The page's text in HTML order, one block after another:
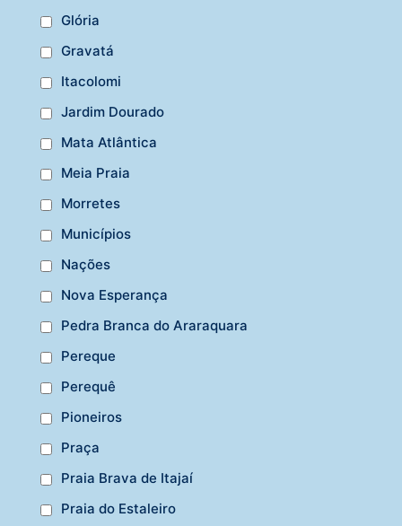
Glória
Gravatá
Itacolomi
Jardim Dourado
Mata Atlântica
Meia Praia
Morretes
Municípios
Nações
Nova Esperança
Pedra Branca do Araraquara
Pereque
Perequê
Pioneiros
Praça
Praia Brava de Itajaí
Praia do Estaleiro